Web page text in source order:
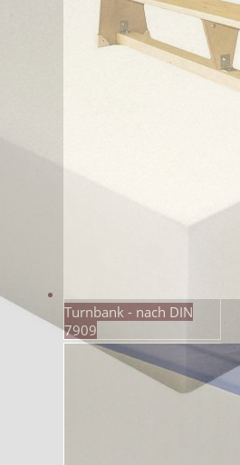
Turnbank - nach DIN
7909